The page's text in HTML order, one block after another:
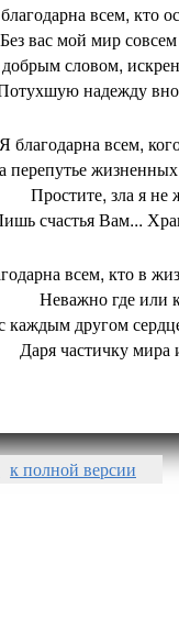
всем, кто
Без вас мой мир
словом,
надежду
Я благодарна всем,
перепутье
Простите, зла я не
счастья Вам...
всем, кто в
Неважно где или
каждым другом
Даря частичку мира
к полной версии